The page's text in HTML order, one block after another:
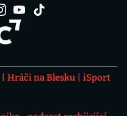
Hráči na Blesku
iSport